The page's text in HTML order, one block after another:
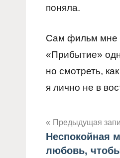
поняла.
Сам фильм мне
«Прибытие»
но смотреть,
я лично не в
Навигация
Предыдущая
Неспокойная
любовь,